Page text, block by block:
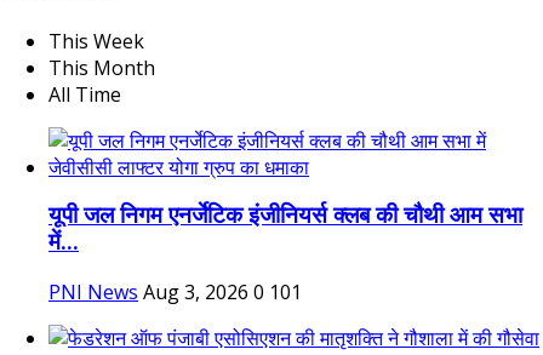
This Week
This Month
All Time
यूपी जल निगम एनर्जेटिक इंजीनियर्स क्लब की चौथी आम सभा
में...
PNI News Aug 3, 2026 0 101